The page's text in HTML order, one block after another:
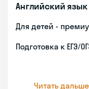
Английский язык
Для детей -
Подготовка к ЕГЭ/
Читать дальше